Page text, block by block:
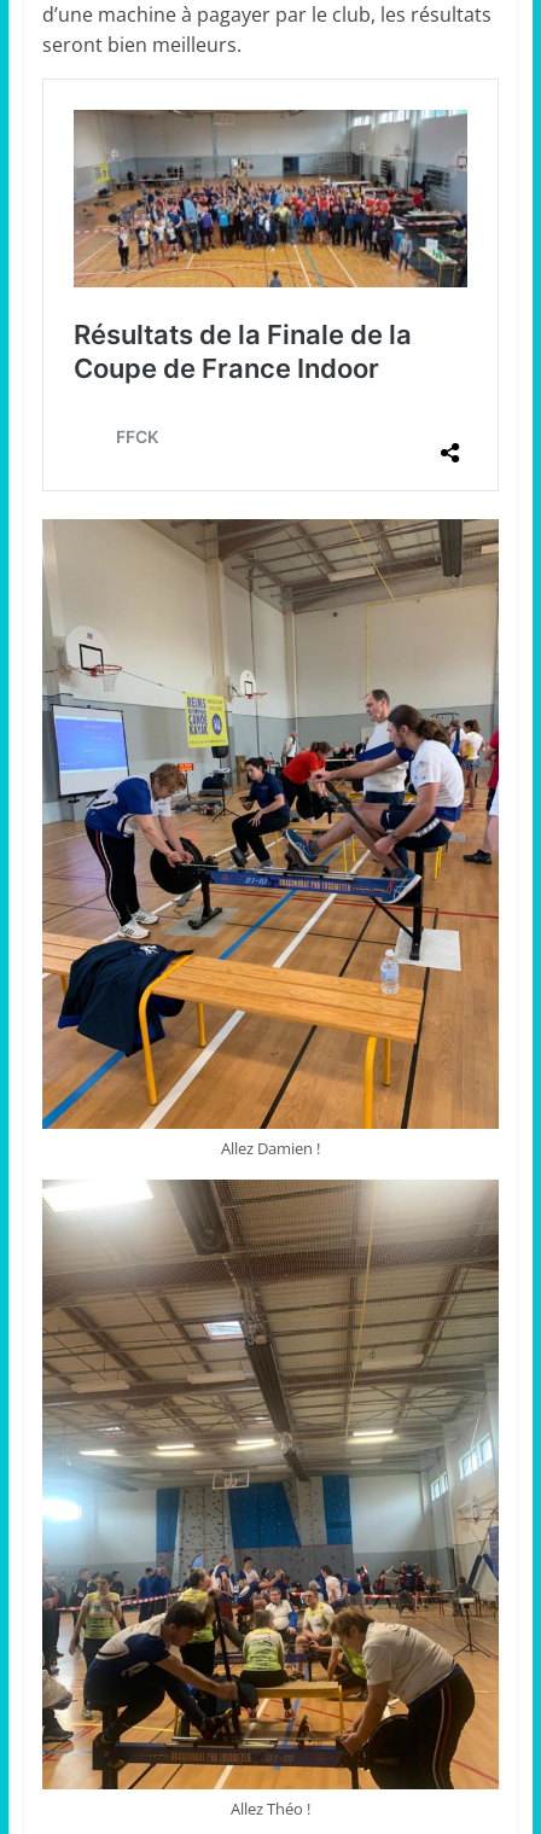
d’une machine à pagayer par le club, les résultats
seront bien meilleurs.
Allez Damien !
Allez Théo !